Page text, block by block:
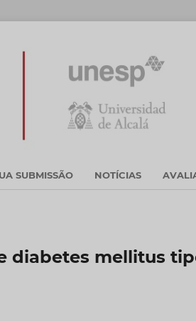
SUBMISSÃO NOTÍCIAS
diabetes mellitus